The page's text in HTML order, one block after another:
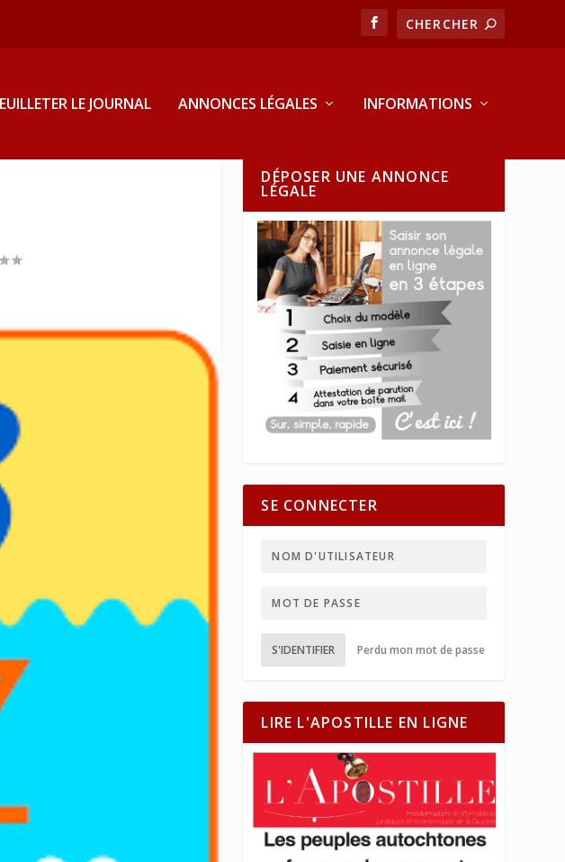
LE JOURNAL ANNONCES LÉGALES INFORMATIONS
DÉPOSER UNE ANNONCE
LÉGALE
SE CONNECTER
S'IDENTIFIER Perdu mon mot de passe
LIRE L'APOSTILLE EN LIGNE